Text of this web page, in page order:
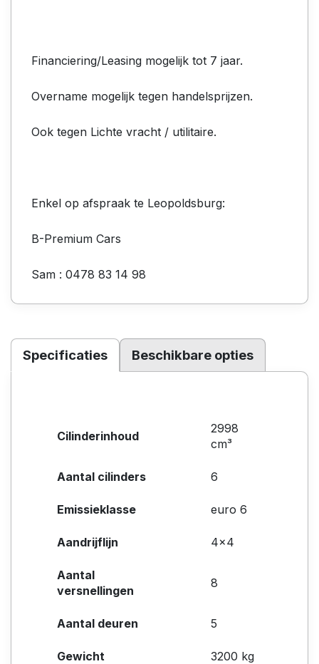
Financiering/Leasing mogelijk tot 7 jaar.
Overname mogelijk tegen handelsprijzen.
Ook tegen Lichte vracht / utilitaire.
Enkel op afspraak te Leopoldsburg:
B-Premium Cars
Sam : 0478 83 14 98
Specificaties Beschikbare opties
Cilinderinhoud
2998
cm³
Aantal cilinders 6
Emissieklasse euro 6
Aandrijflijn 4x4
Aantal
versnellingen
8
Aantal deuren 5
Gewicht 3200 kg